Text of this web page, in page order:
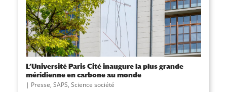
L’Université Paris Cité inaugure la plus grande
méridienne en carbone au monde
Presse, SAPS, Science société